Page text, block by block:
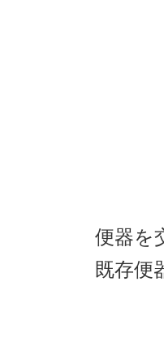
便器を
既存便